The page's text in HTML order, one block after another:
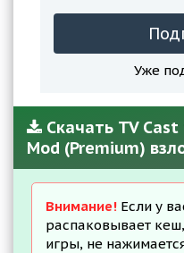
Уже
Скачать TV
Mod (Premium)
Внимание! Если у
распаковывает
игры, не